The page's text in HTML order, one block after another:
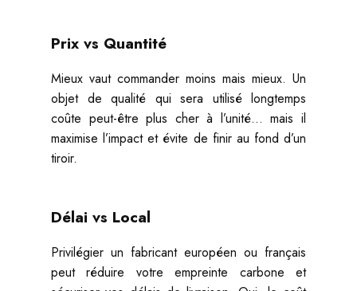
Prix vs Quantité
Mieux vaut commander moins mais mieux. Un
objet de qualité qui sera utilisé longtemps
coûte peut-être plus cher à l’unité… mais il
maximise l’impact et évite de finir au fond d’un
tiroir.
Délai vs Local
Privilégier un fabricant européen ou français
peut réduire votre empreinte carbone et